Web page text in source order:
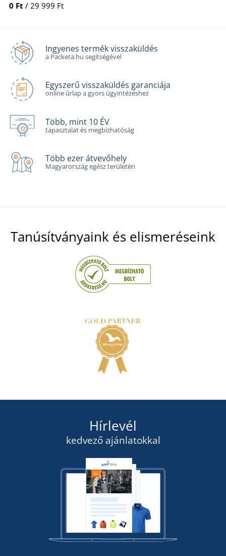
0 Ft / 29 999 Ft
Ingyenes termék visszaküldés
a Packeta.hu segítségével
Egyszerű visszaküldés garanciája
online űrlap a gyors ügyintézéshez
Több, mint 10 ÉV
tapasztalat és megbízhatóság
Több ezer átvevőhely
Magyarország egész területén
Tanúsítványaink és elismeréseink
Hírlevél
kedvező ajánlatokkal